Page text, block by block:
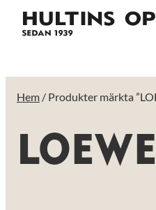
Hem / Produkter märkta